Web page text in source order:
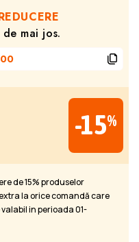
mai jos.
-15%
de 15% produselor
la orice comandă care
in perioada 01-